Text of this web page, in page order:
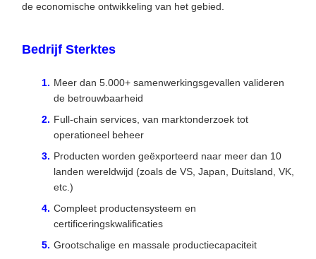
de economische ontwikkeling van het gebied.
Bedrijf Sterktes
Meer dan 5.000+ samenwerkingsgevallen valideren
de betrouwbaarheid
Full-chain services, van marktonderzoek tot
operationeel beheer
Producten worden geëxporteerd naar meer dan 10
landen wereldwijd (zoals de VS, Japan, Duitsland, VK,
etc.)
Compleet productensysteem en
certificeringskwalificaties
Grootschalige en massale productiecapaciteit